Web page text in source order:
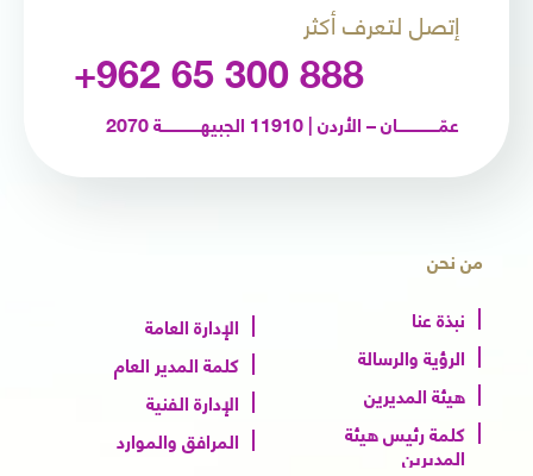
إتصل لتعرف أكثر
+962 65 300 888
عمّـــــــــــــــــان – الأردن | 11910 الجبيهــــــــــــــــة 2070
من نحن
نبذة عنا
الرؤية والرسالة
هيئة المديرين
كلمة رئيس هيئة
المديرين
الإدارة العامة
كلمة المدير العام
الإدارة الفنية
المرافق والموارد